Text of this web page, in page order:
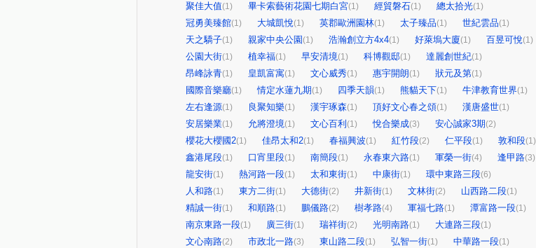
聚佳大值(1) 畢卡索藝術花園七期白宮(1) 經貿磐石(1) 總太拾光(1)
冠勇美臻館(1) 大城凱悅(1) 英郡歐洲園林(1) 太子臻品(1) 世紀雲品(1)
天之驕子(1) 親家中央公園 (1) 浩瀚創立方4x4(1) 好萊塢大廈(1) 百昱可悅(1)
公園大街(1) 植幸福(1) 早安清境(1) 科博觀邸(1) 達麗創世紀(1)
昂峰詠青(1) 皇凱富寓(1) 文心威秀(1) 惠宇開朗(1) 狀元及第(1)
國際音樂廳(1) 情定水蓮九期(1) 四季天韻(1) 熊貓天下(1) 牛津教育世界(1)
左右逢源(1) 良聚知樂(1) 漢宇琢森(1) 頂好文心春之頌(1) 漢唐盛世(1)
安居樂業(1) 允將澄境(1) 文心百利 (1) 悅合樂成(3) 安心誠家3期(2)
櫻花大櫻國2(1) 佳昂太和2(1) 春福興波(1) 紅竹段(2) 仁平段(1) 敦和段(1)
鑫港尾段(1) 口宵里段(1) 南簡段(1) 永春東六路(1) 軍榮一街(4) 逢甲路(3)
龍安街(1) 熱河路一段(1) 太和東街(1) 中康街(1) 環中東路三段(6)
人和路(1) 東方二街(1) 大德街(2) 井新街(1) 文林街(2) 山西路二段(1)
精誠一街(1) 和順路(1) 鵬儀路(2) 樹孝路(4) 軍福七路(1) 潭富路一段(1)
南京東路一段(1) 廣三街(1) 瑞祥街(2) 光明南路(1) 大連路三段(1)
文心南路(2) 市政北一路(3) 東山路二段(1) 弘智一街(1) 中華路一段(1)